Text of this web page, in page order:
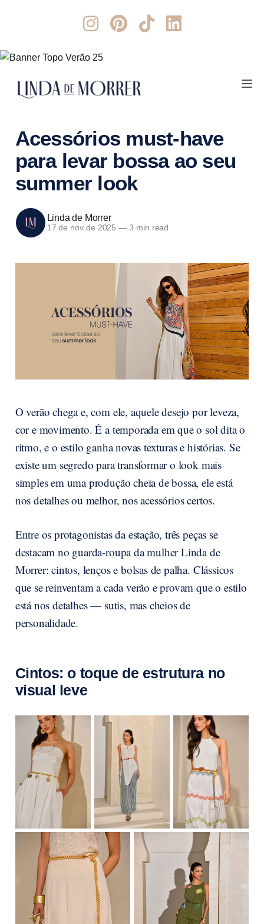
Acessórios must-have
para levar bossa ao seu
summer look
Linda de Morrer
17 de nov de 2025 — 3 min read
O verão chega e, com ele, aquele desejo por leveza,
cor e movimento. É a temporada em que o sol dita o
ritmo, e o estilo ganha novas texturas e histórias. Se
existe um segredo para transformar o look mais
simples em uma produção cheia de bossa, ele está
nos detalhes ou melhor, nos acessórios certos.
Entre os protagonistas da estação, três peças se
destacam no guarda-roupa da mulher Linda de
Morrer: cintos, lenços e bolsas de palha. Clássicos
que se reinventam a cada verão e provam que o estilo
está nos detalhes — sutis, mas cheios de
personalidade.
Cintos: o toque de estrutura no
visual leve